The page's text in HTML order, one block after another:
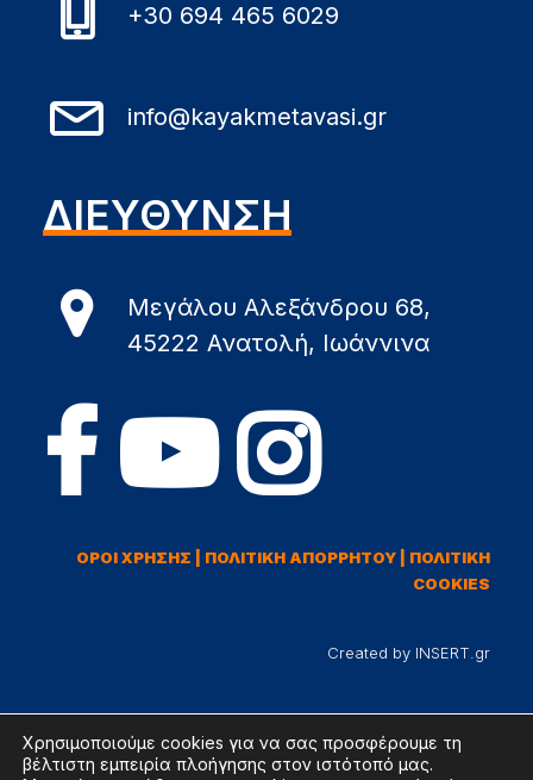
+30 694 465 6029
info@kayakmetavasi.gr
ΔΙΕΥΘΥΝΣΗ
Μεγάλου Αλεξάνδρου 68,
45222 Ανατολή, Ιωάννινα
ΟΡΟΙ ΧΡΗΣΗΣ ΠΟΛΙΤΙΚΗ ΑΠΟΡΡΗΤΟΥ
ΠΟΛΙΤΙΚΗ
COOKIES
Created by INSERT.gr
Χρησιμοποιούμε cookies για να σας προσφέρουμε τη
βέλτιστη εμπειρία πλοήγησης στον ιστότοπό μας.